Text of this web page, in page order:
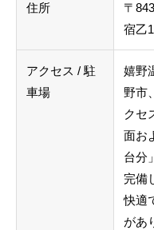
住所
〒
宿乙
アクセス / 駐
車場
嬉野
野市
クセ
面お
台分
完備
快適
があ